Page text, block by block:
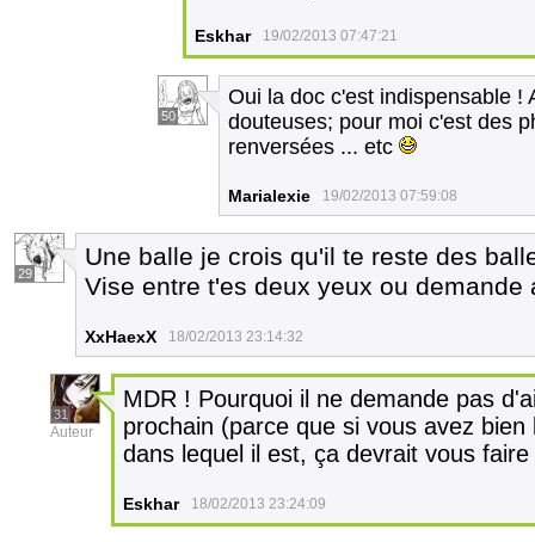
Eskhar 19/02/2013 07:47:21
50
Oui la doc c'est indispensable !
douteuses; pour moi c'est des
renversées ... etc
Marialexie 19/02/2013 07:59:08
29
Une balle je crois qu'il te reste des
Vise entre t'es deux yeux ou
XxHaexX 18/02/2013 23:14:32
31
Auteur
MDR ! Pourquoi il ne demande pas
prochain (parce que si vous avez
dans lequel il est, ça devrait vous faire
Eskhar 18/02/2013 23:24:09